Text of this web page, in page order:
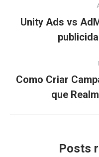
de
Unity Ads vs
Como Criar
que
Posts